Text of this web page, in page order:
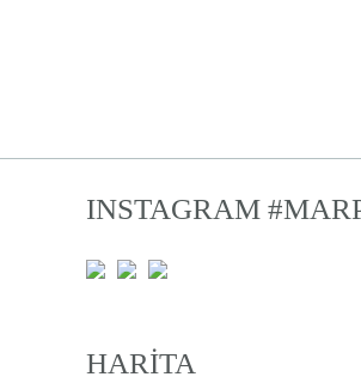
INSTAGRAM
HARİTA